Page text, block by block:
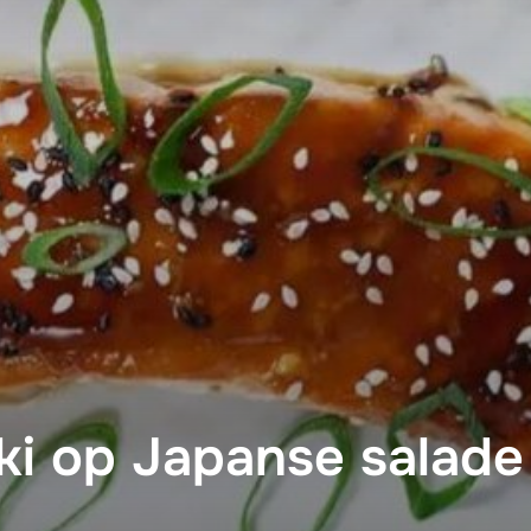
op Japanse salade